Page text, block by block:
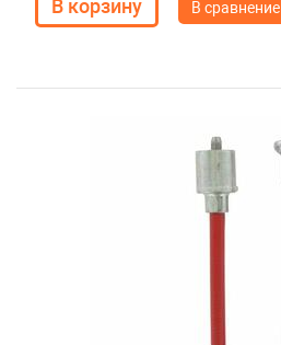
В сравнение